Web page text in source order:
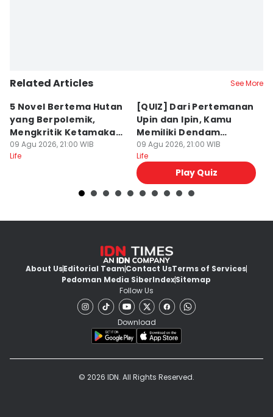
Related Articles See More
5 Novel Bertema Hutan
yang Berpolemik,
Mengkritik Ketamakan
Manusia
09 Agu 2026, 21:00 WIB
Life
[QUIZ] Dari Pertemanan
Upin dan Ipin, Kamu
Memiliki Dendam
Tersembunyi atau
Tidak?
09 Agu 2026, 21:00 WIB
Life
Play Quiz
About UsEditorial TeamContact UsTerms of Services
Pedoman Media SiberIndexSitemap
Follow Us
Download
© 2026 IDN. All Rights Reserved.